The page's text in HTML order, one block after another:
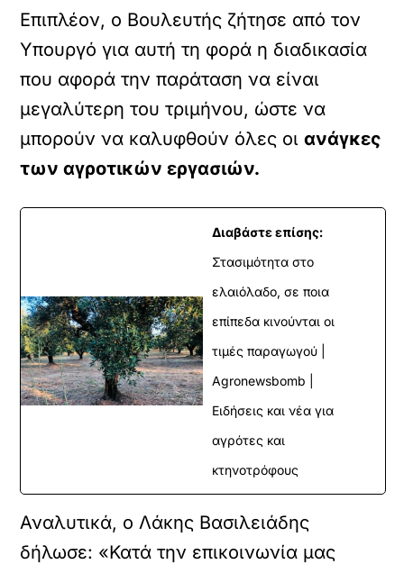
Επιπλέον, ο Βουλευτής ζήτησε από τον
Υπουργό για αυτή τη φορά η διαδικασία
που αφορά την παράταση να είναι
μεγαλύτερη του τριμήνου, ώστε να
μπορούν να καλυφθούν όλες οιανάγκες
των αγροτικών εργασιών.
Διαβάστε επίσης:
Στασιμότητα στο
ελαιόλαδο, σε ποια
επίπεδα κινούνται οι
τιμές παραγωγού |
Agronewsbomb |
Ειδήσεις και νέα για
αγρότες και
κτηνοτρόφους
Αναλυτικά, ο Λάκης Βασιλειάδης
δήλωσε: «Κατά την επικοινωνία μας